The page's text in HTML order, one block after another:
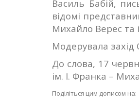
Василь Бабій,
відомі
Михайло Верес та
Модерувала захід
До слова, 17
ім. І. Франка –
Поділіться цим дописом на: